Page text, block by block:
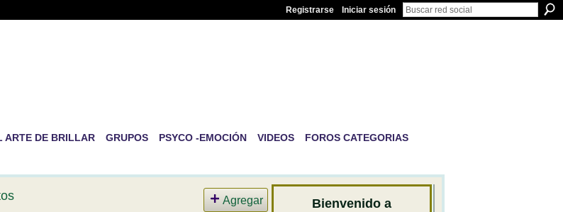
Registrarse Iniciar sesión
ARTE DE BRILLAR GRUPOS PSYCO -EMOCIÓN VIDEOS
FOROS CATEGORIAS
Agregar
Bienvenido a